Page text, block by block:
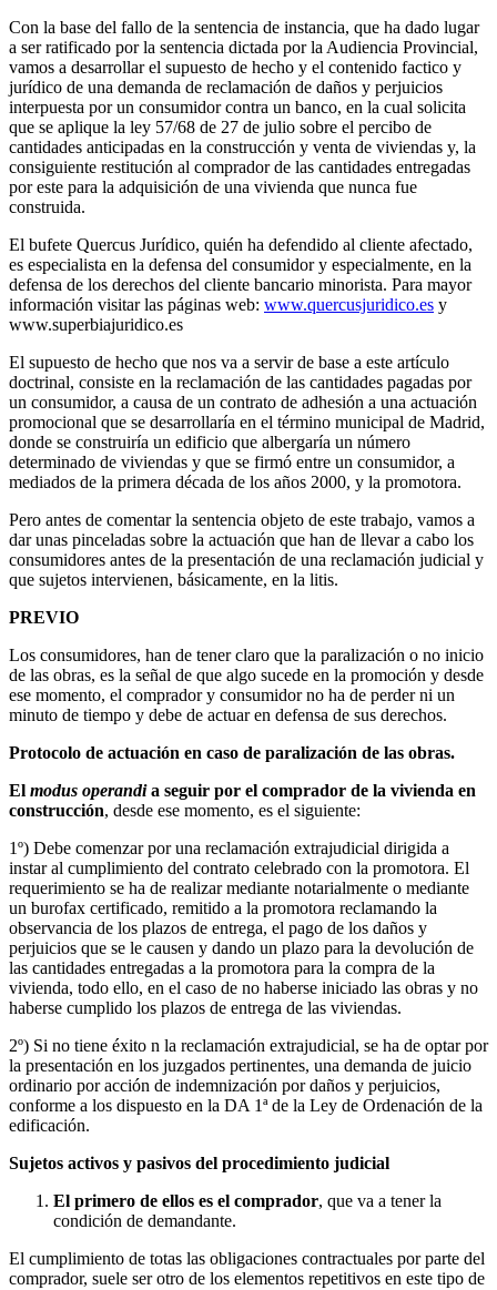
Con la base del fallo de la sentencia de instancia, que ha dado lugar
a ser ratificado por la sentencia dictada por la Audiencia Provincial,
vamos a desarrollar el supuesto de hecho y el contenido factico y
jurídico de una demanda de reclamación de daños y perjuicios
interpuesta por un consumidor contra un banco, en la cual solicita
que se aplique la ley 57/68 de 27 de julio sobre el percibo de
cantidades anticipadas en la construcción y venta de viviendas y, la
consiguiente restitución al comprador de las cantidades entregadas
por este para la adquisición de una vivienda que nunca fue
construida.
El bufete Quercus Jurídico, quién ha defendido al cliente afectado,
es especialista en la defensa del consumidor y especialmente, en la
defensa de los derechos del cliente bancario minorista. Para mayor
información visitar las páginas web: www.quercusjuridico.es y
www.superbiajuridico.es
El supuesto de hecho que nos va a servir de base a este artículo
doctrinal, consiste en la reclamación de las cantidades pagadas por
un consumidor, a causa de un contrato de adhesión a una actuación
promocional que se desarrollaría en el término municipal de Madrid,
donde se construiría un edificio que albergaría un número
determinado de viviendas y que se firmó entre un consumidor, a
mediados de la primera década de los años 2000, y la promotora.
Pero antes de comentar la sentencia objeto de este trabajo, vamos a
dar unas pinceladas sobre la actuación que han de llevar a cabo los
consumidores antes de la presentación de una reclamación judicial y
que sujetos intervienen, básicamente, en la litis.
PREVIO
Los consumidores, han de tener claro que la paralización o no inicio
de las obras, es la señal de que algo sucede en la promoción y desde
ese momento, el comprador y consumidor no ha de perder ni un
minuto de tiempo y debe de actuar en defensa de sus derechos.
Protocolo de actuación en caso de paralización de las obras.
El modus operandia seguir por el comprador de la vivienda en
construcción, desde ese momento, es el siguiente:
1º) Debe comenzar por una reclamación extrajudicial dirigida a
instar al cumplimiento del contrato celebrado con la promotora. El
requerimiento se ha de realizar mediante notarialmente o mediante
un burofax certificado, remitido a la promotora reclamando la
observancia de los plazos de entrega, el pago de los daños y
perjuicios que se le causen y dando un plazo para la devolución de
las cantidades entregadas a la promotora para la compra de la
vivienda, todo ello, en el caso de no haberse iniciado las obras y no
haberse cumplido los plazos de entrega de las viviendas.
2º) Si no tiene éxito n la reclamación extrajudicial, se ha de optar por
la presentación en los juzgados pertinentes, una demanda de juicio
ordinario por acción de indemnización por daños y perjuicios,
conforme a los dispuesto en la DA 1ª de la Ley de Ordenación de la
edificación.
Sujetos activos y pasivos del procedimiento judicial
El primero de ellos es el comprador, que va a tener la
condición de demandante.
El cumplimiento de totas las obligaciones contractuales por parte del
comprador, suele ser otro de los elementos repetitivos en este tipo de